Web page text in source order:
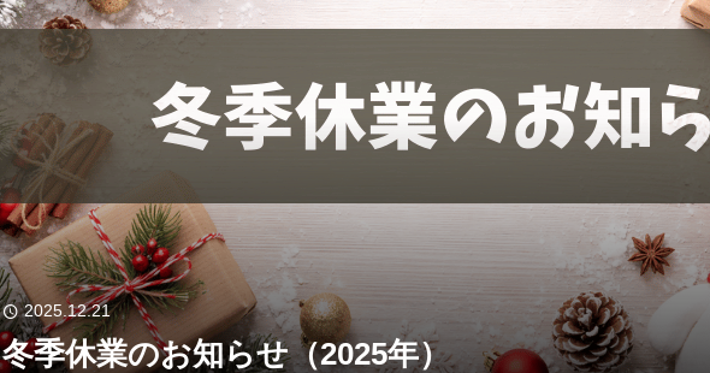
2025.12.21
冬季休業のお知らせ（2025年）